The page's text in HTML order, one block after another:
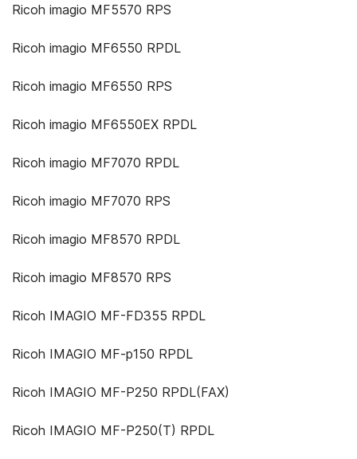
Ricoh imagio MF5570 RPS
Ricoh imagio MF6550 RPDL
Ricoh imagio MF6550 RPS
Ricoh imagio MF6550EX RPDL
Ricoh imagio MF7070 RPDL
Ricoh imagio MF7070 RPS
Ricoh imagio MF8570 RPDL
Ricoh imagio MF8570 RPS
Ricoh IMAGIO MF-FD355 RPDL
Ricoh IMAGIO MF-p150 RPDL
Ricoh IMAGIO MF-P250 RPDL(FAX)
Ricoh IMAGIO MF-P250(T) RPDL